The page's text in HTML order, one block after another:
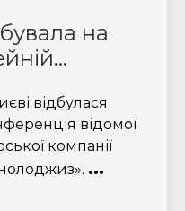
на
відбулася
відомої
компанії
...